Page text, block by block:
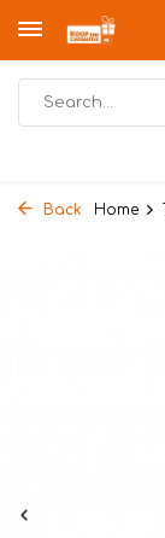
Back Home